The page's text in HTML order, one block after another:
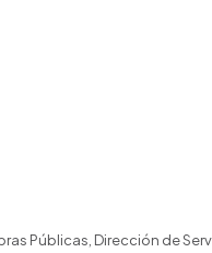
Públicas, Dirección de